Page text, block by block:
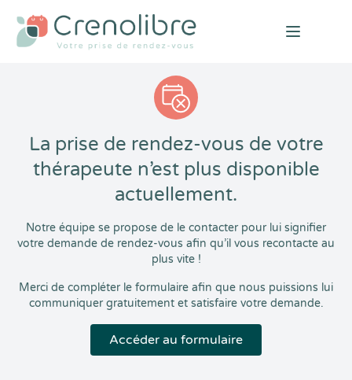
Open
La prise de rendez-vous de votre
thérapeute n’est plus disponible
actuellement.
Notre équipe se propose de le contacter pour lui signifier
votre demande de rendez-vous afin qu’il vous recontacte au
plus vite !
Merci de compléter le formulaire afin que nous puissions lui
communiquer gratuitement et satisfaire votre demande.
Accéder au formulaire